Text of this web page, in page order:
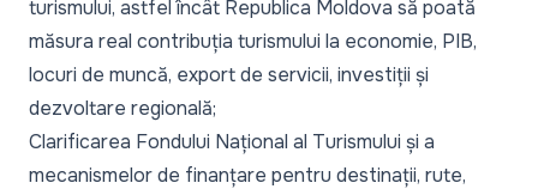
turismului, astfel încât Republica Moldova să poată
măsura real contribuția turismului la economie, PIB,
locuri de muncă, export de servicii, investiții și
dezvoltare regională;
Clarificarea Fondului Național al Turismului și a
mecanismelor de finanțare pentru destinații, rute,